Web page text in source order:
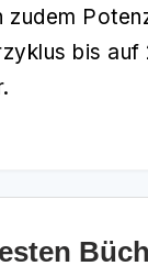
zudem
bis auf